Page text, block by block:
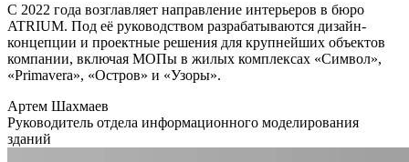
С 2022 года возглавляет направление интерьеров в бюро
ATRIUM. Под её руководством разрабатываются дизайн-
концепции и проектные решения для крупнейших объектов
компании, включая МОПы в жилых комплексах «Символ»,
«Primavera», «Остров» и «Узоры».
Артем Шахмаев
Руководитель отдела информационного моделирования
зданий